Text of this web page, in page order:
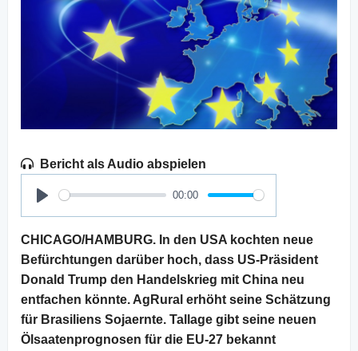
Bericht als Audio abspielen
Play
00:00
CHICAGO/HAMBURG. In den USA kochten neue
Befürchtungen darüber hoch, dass US-Präsident
Donald Trump den Handelskrieg mit China neu
entfachen könnte. AgRural erhöht seine Schätzung
für Brasiliens Sojaernte. Tallage gibt seine neuen
Ölsaatenprognosen für die EU-27 bekannt